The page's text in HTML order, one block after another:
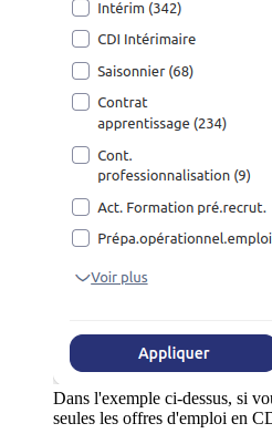
Dans l'exemple ci-dessus, si
seules les offres d'emploi en